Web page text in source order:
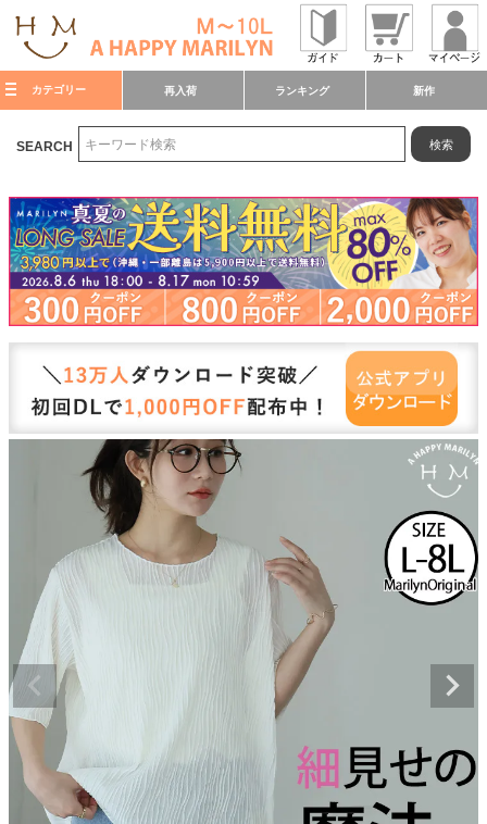
カテゴリー 再入荷 ランキング 新作
SEARCH 検索